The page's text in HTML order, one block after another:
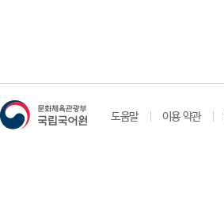
도움말 이용 약관